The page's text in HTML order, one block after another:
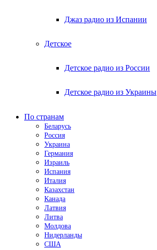
Джаз радио из Испании
Детское
Детское радио из России
Детское радио из Украины
По странам
Беларусь
Россия
Украина
Германия
Израиль
Испания
Италия
Казахстан
Канада
Латвия
Литва
Молдова
Нидерланды
США